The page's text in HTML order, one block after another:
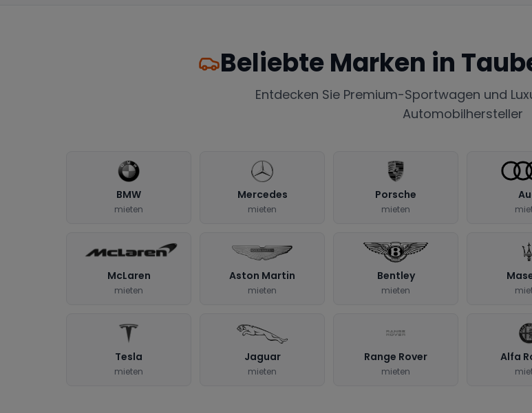
Beliebte Marken in
Entdecken Sie Premium-Sportwagen und
Automobilhersteller
BMW
mieten
Mercedes
mieten
Porsche
mieten
McLaren
mieten
Aston Martin
mieten
Bentley
mieten
Tesla
mieten
Jaguar
mieten
Range Rover
mieten
Alfa